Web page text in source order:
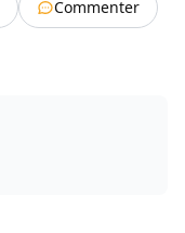
Commenter